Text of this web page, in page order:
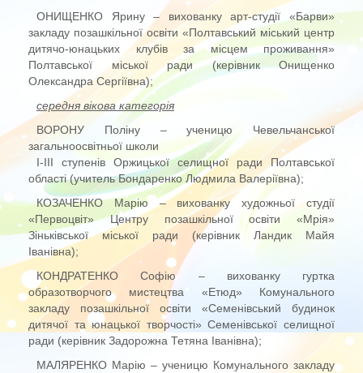
ОНИЩЕНКО Ярину – вихованку арт-студії «Барви»
закладу позашкільної освіти «Полтавський міський центр
дитячо-юнацьких клубів за місцем проживання»
Полтавської міської ради (керівник Онищенко
Олександра Сергіївна);
середня вікова категорія
ВОРОНУ Поліну – ученицю Чевельчанської
загальноосвітньої школи
І-ІІІ ступенів Оржицької селищної ради Полтавської
області (учитель Бондаренко Людмила Валеріївна);
КОЗАЧЕНКО Марію – вихованку художньої студії
«Первоцвіт» Центру позашкільної освіти «Мрія»
Зіньківської міської ради (керівник Ландик Майя
Іванівна);
КОНДРАТЕНКО Софію – вихованку гуртка
образотворчого мистецтва «Етюд» Комунального
закладу позашкільної освіти «Семенівський будинок
дитячої та юнацької творчості» Семенівської селищної
ради (керівник Задорожна Тетяна Іванівна);
МАЛЯРЕНКО Марію – ученицю Комунального закладу